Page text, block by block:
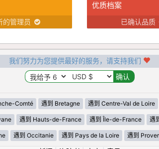
的管理员
优质档案
已确认品质
我们努力为您提供最好的服务，请支持我们
Comté 遇到 Bretagne 遇到 Centre-Val de Loire
遇到 Hauts-de-France 遇到 Île-de-France 遇
遇到 Occitanie 遇到 Pays de la Loire 遇到